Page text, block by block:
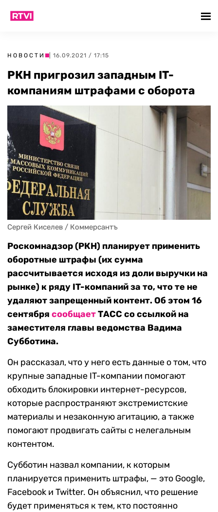
НОВОСТИ | 16.09.2021 / 17:15
РКН пригрозил западным IT-
компаниям штрафами с оборота
Сергей Киселев / Коммерсантъ
Роскомнадзор (РКН) планирует применить
оборотные штрафы (их сумма
рассчитывается исходя из доли выручки на
рынке) к ряду IT-компаний за то, что те не
удаляют запрещенный контент. Об этом 16
сентября сообщаетТАСС со ссылкой на
заместителя главы ведомства Вадима
Субботина.
Он рассказал, что у него есть данные о том, что
крупные западные IT-компании помогают
обходить блокировки интернет-ресурсов,
которые распространяют экстремистские
материалы и незаконную агитацию, а также
помогают продвигать сайты с нелегальным
контентом.
Cубботин назвал компании, к которым
планируется применить штрафы, — это Google,
Facebook и Twitter. Он объяснил, что решение
будет применяться к тем, кто постоянно